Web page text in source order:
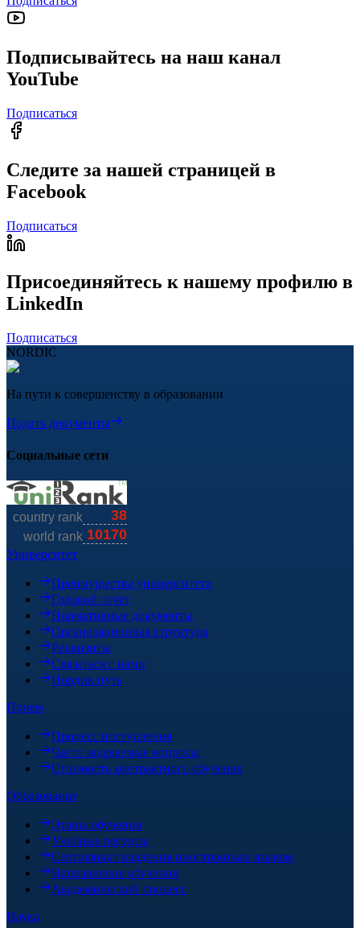
Подписывайтесь на наш канал
YouTube
Подписаться
Следите за нашей страницей в
Facebook
Подписаться
Присоединяйтесь к нашему профилю в
LinkedIn
Подписаться
NORDIC
На пути к совершенству в образовании
Подать документы
Социальные сети
Университет
Преимущества университета
Годовой отчёт
Нормативные документы
Организационная структура
Реквизиты
Связаться с нами
Нордик путь
Прием
Процесс поступления
Часто задаваемые вопросы
Стоимость контрактного обучения
Образование
Этапы обучения
Учебные ресурсы
Сертификат владения иностранным языком
Направления обучения
Академический процесс
Наука